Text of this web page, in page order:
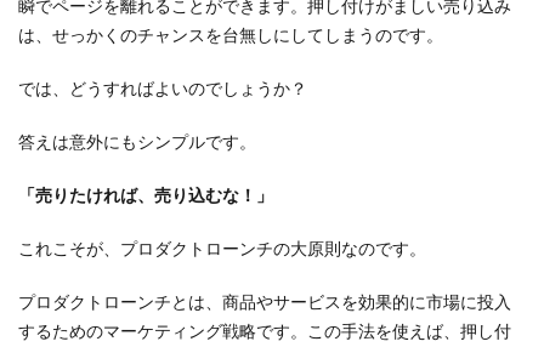
瞬でページを離れることができます。押し付けがましい売り込み
は、せっかくのチャンスを台無しにしてしまうのです。
では、どうすればよいのでしょうか？
答えは意外にもシンプルです。
「売りたければ、売り込むな！」
これこそが、プロダクトローンチの大原則なのです。
プロダクトローンチとは、商品やサービスを効果的に市場に投入
するためのマーケティング戦略です。この手法を使えば、押し付